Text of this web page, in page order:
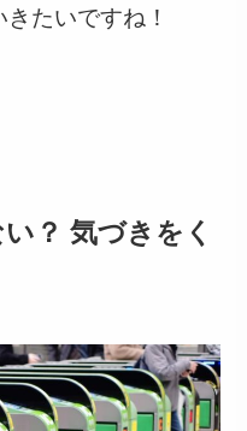
たいですね！
？ 気づきをく